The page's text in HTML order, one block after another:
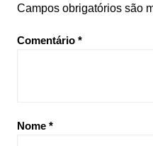
Campos obrigatórios são
Comentário *
Nome *